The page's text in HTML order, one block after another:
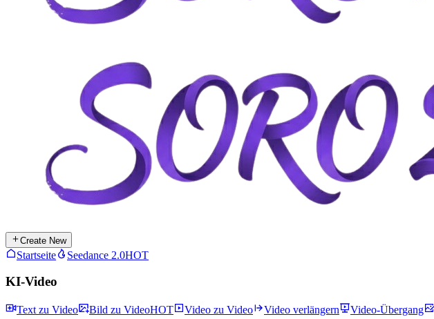
Create New
Startseite Seedance 2.0HOT
KI-Video
Text zu Video Bild zu VideoHOT Video zu Video Video verlängern Video-Übergang